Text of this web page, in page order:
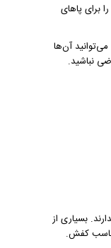
برای پا‌های
آن‌ها
نباشید.
بسیاری از
کفش.